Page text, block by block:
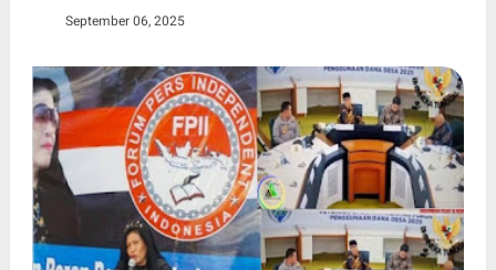
September 06, 2025